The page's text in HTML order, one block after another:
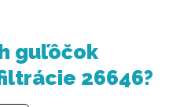
guľôčok
26646?